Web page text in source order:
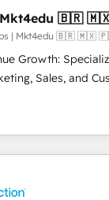
on-
4RevOps |
| Mkt4edu 🇧🇷
Growth:
Sales, and
revenue
through tailored
success strategies,
As Latin
Operating in five